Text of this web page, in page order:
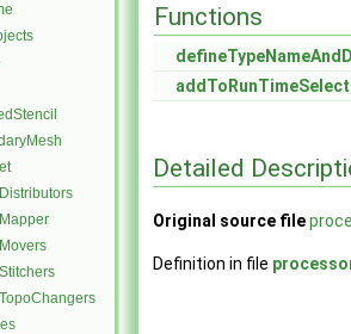
Functions
Detailed
Original source file
Definition in file